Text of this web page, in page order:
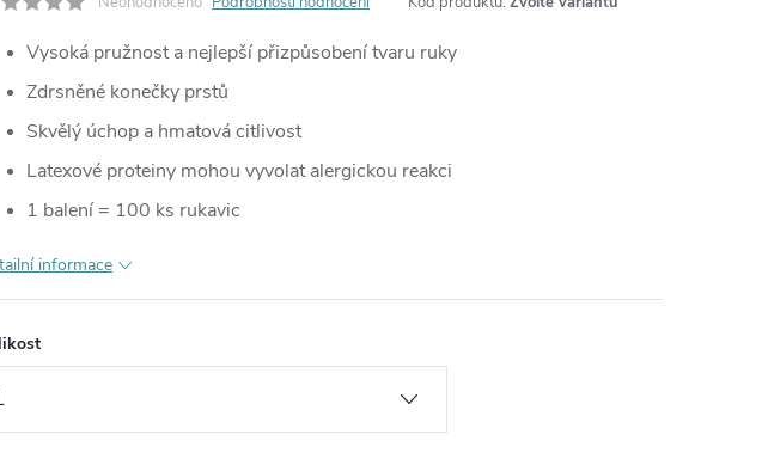
Vysoká pružnost a nejlepší přizpůsobení tvaru ruky
Zdrsněné konečky prstů
Skvělý úchop a hmatová citlivost
Latexové proteiny mohou vyvolat alergickou reakci
1 balení = 100 ks rukavic
informace